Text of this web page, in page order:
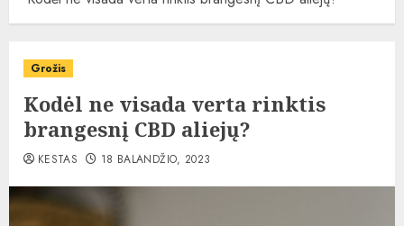
Grožis
Kodėl ne visada verta rinktis
brangesnį CBD aliejų?
KESTAS 18 BALANDŽIO, 2023